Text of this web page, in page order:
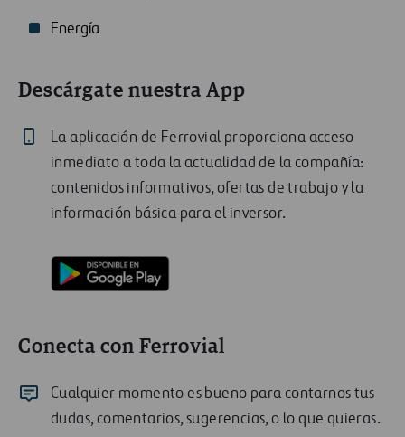
Energía
Descárgate nuestra App
La aplicación de Ferrovial proporciona acceso
inmediato a toda la actualidad de la compañía:
contenidos informativos, ofertas de trabajo y la
información básica para el inversor.
Conecta con Ferrovial
Cualquier momento es bueno para contarnos tus
dudas, comentarios, sugerencias, o lo que quieras.